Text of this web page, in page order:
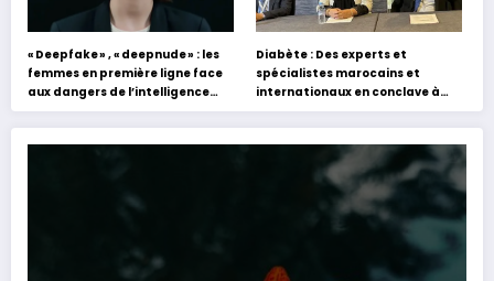
« Deepfake » , « deepnude » : les
femmes en première ligne face
aux dangers de l’intelligence
artificielle
Diabète : Des experts et
spécialistes marocains et
internationaux en conclave à
Tanger